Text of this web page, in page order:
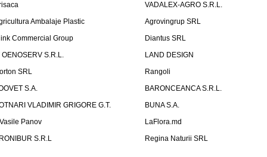
VADALEX-AGRO S.R.L.
Ambalaje Plastic
Agrovingrup SRL
Commercial Group
Diantus SRL
OENOSERV S.R.L.
LAND DESIGN
SRL
Rangoli
S.A.
BARONCEANCA S.R.L.
VLADIMIR GRIGORE G.T.
BUNA S.A.
Panov
LaFlora.md
S.R.L
Regina Naturii SRL